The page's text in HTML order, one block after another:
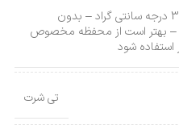
– شست شو در دمای 30 درجه سانتی گراد – بدون
– بهتر است از محفظه مخصوص
شود
تی شرت